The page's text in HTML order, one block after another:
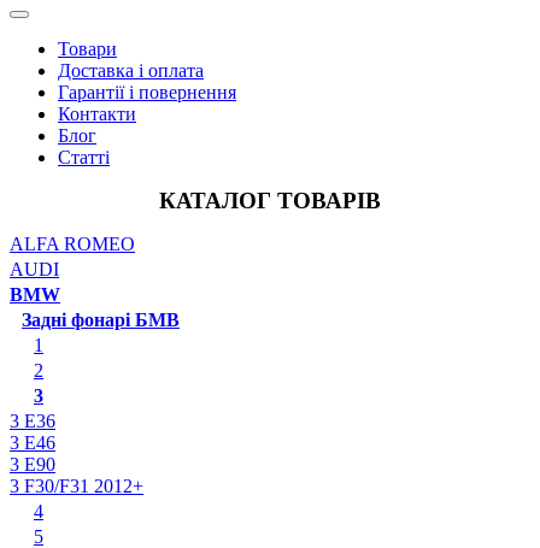
Товари
Доставка і оплата
Гарантії і повернення
Контакти
Блог
Статті
КАТАЛОГ ТОВАРІВ
ALFA ROMEO
AUDI
BMW
Задні фонарі БМВ
1
2
3
3 E36
3 E46
3 E90
3 F30/F31 2012+
4
5